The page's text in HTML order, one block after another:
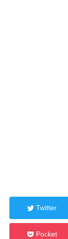
Twitter
Pocket